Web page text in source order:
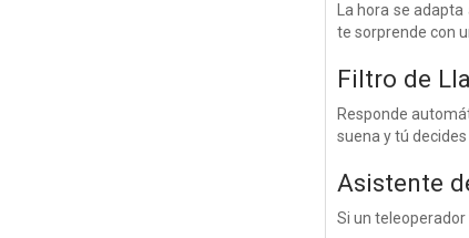
La hora se
te sorprende con
Filtro de
Responde
suena y tú
Asistente
Si un